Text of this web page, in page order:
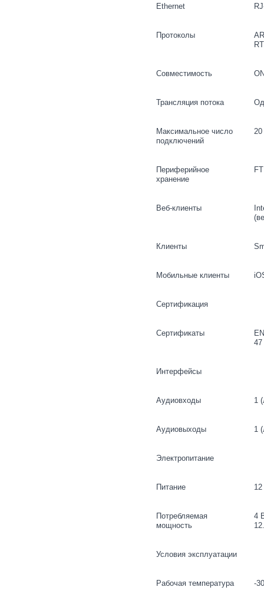
Ethernet
Протоколы
Совместимость
Трансляция потока
Максимальное число
подключений
20
Периферийное
хранение
Веб-клиенты
Клиенты
Мобильные клиенты
Сертификация
Сертификаты
Интерфейсы
Аудиовходы 1
Аудиовыходы 1
Электропитание
Питание
Потребляемая
мощность
4
Условия эксплуатации
Рабочая температура -